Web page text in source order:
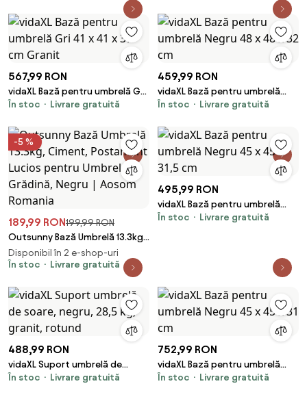
Suport din Rășină/Oțel, Ø53x41
cm, Negru | Aosom Romania
567,99 RON
vidaXL Bază pentru umbrelă Gri
41 x 41 x 37 cm Granit
În stoc Livrare gratuită
459,99 RON
vidaXL Bază pentru umbrelă
Negru 48 x 48 x 32 cm
În stoc Livrare gratuită
-5 %
189,99 RON199,99 RON
Outsunny Bază Umbrelă 13.3kg,
Ciment, Postament Lucios
pentru Umbrelă Grădină, Negru
Disponibil în 2 e-shop-uri
În stoc
Livrare gratuită
495,99 RON
vidaXL Bază pentru umbrelă
Negru 45 x 45 x 31,5 cm
În stoc Livrare gratuită
488,99 RON
vidaXL Suport umbrelă de
soare, negru, 28,5 kg, granit,
În stoc Livrare gratuită
752,99 RON
vidaXL Bază pentru umbrelă
Negru 45 x 45 x 31 cm
În stoc Livrare gratuită